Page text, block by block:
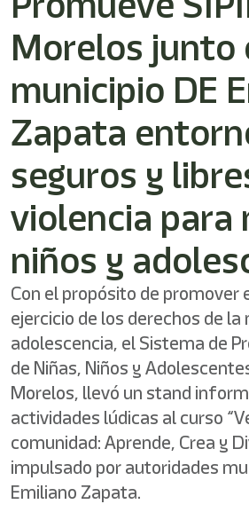
Este
acceso
directo
lector
de
pantalla
ayudarle
navegar
interactuar
contenido.
Morelos junto
municipio DE
Zapata
seguros y
violencia para
niños y
Con el propósito de promover
ejercicio de los derechos de la
adolescencia, el Sistema de
de Niñas, Niños y
Morelos, llevó un stand
actividades lúdicas al curso
comunidad: Aprende, Crea y
impulsado por autoridades
Emiliano Zapata.